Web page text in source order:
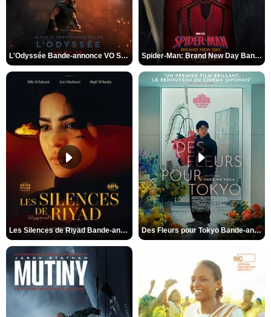
L'Odyssée Bande-annonce VO STFR Spider-Man: Brand New Day Bande-annonce VO STFR
Les Silences de Riyad Bande-annonce VO STFR Des Fleurs pour Tokyo Bande-annonce VO STFR